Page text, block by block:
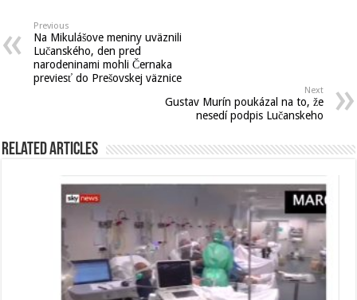
Previous
Na Mikulášove meniny uväznili
Lučanského, den pred
narodeninami mohli Černaka
previesť do Prešovskej väznice
Next
Gustav Murín poukázal na to, že
nesedí podpis Lučanskeho
Related Articles